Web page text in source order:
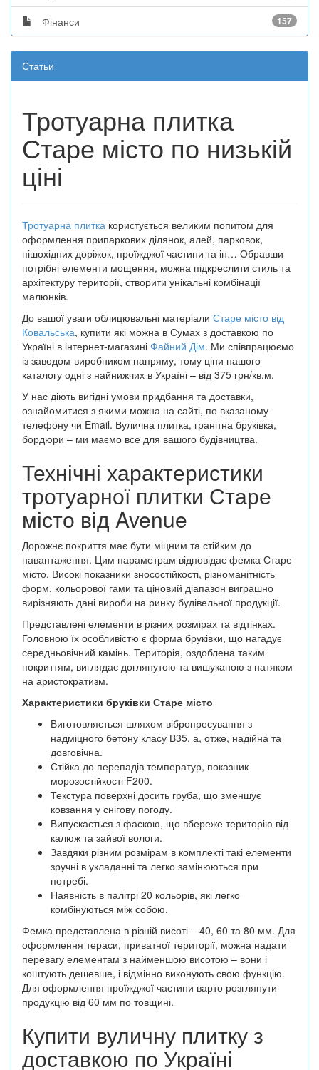
Фінанси 157
Статьи
Тротуарна плитка
Старе місто по низькій
ціні
Тротуарна плитка користується великим попитом для
оформлення припаркових ділянок, алей, парковок,
пішохідних доріжок, проїжджої частини та ін… Обравши
потрібні елементи мощення, можна підкреслити стиль та
архітектуру території, створити унікальні комбінації
малюнків.
До вашої уваги облицювальні матеріали Старе місто від
Ковальська, купити які можна в Сумах з доставкою по
Україні в інтернет-магазині Файний Дім. Ми співпрацюємо
із заводом-виробником напряму, тому ціни нашого
каталогу одні з найнижчих в Україні – від 375 грн/кв.м.
У нас діють вигідні умови придбання та доставки,
ознайомитися з якими можна на сайті, по вказаному
телефону чи Email. Вулична плитка, гранітна бруківка,
бордюри – ми маємо все для вашого будівництва.
Технічні характеристики
тротуарної плитки Старе
місто від Avenue
Дорожнє покриття має бути міцним та стійким до
навантаження. Цим параметрам відповідає фемка Старе
місто. Високі показники зносостійкості, різноманітність
форм, кольорової гами та ціновий діапазон виграшно
вирізняють дані вироби на ринку будівельної продукції.
Представлені елементи в різних розмірах та відтінках.
Головною їх особливістю є форма бруківки, що нагадує
середньовічний камінь. Територія, оздоблена таким
покриттям, виглядає доглянутою та вишуканою з натяком
на аристократизм.
Характеристики бруківки Старе місто
Виготовляється шляхом вібропресування з
надміцного бетону класу В35, а, отже, надійна та
довговічна.
Стійка до перепадів температур, показник
морозостійкості F200.
Текстура поверхні досить груба, що зменшує
ковзання у снігову погоду.
Випускається з фаскою, що вбереже територію від
калюж та зайвої вологи.
Завдяки різним розмірам в комплекті такі елементи
зручні в укладанні та легко замінюються при
потребі.
Наявність в палітрі 20 кольорів, які легко
комбінуються між собою.
Фемка представлена в різній висоті – 40, 60 та 80 мм. Для
оформлення тераси, приватної території, можна надати
перевагу елементам з найменшою висотою – вони і
коштують дешевше, і відмінно виконують свою функцію.
Для оформлення проїжджої частини варто розглянути
продукцію від 60 мм по товщині.
Купити вуличну плитку з
доставкою по Україні